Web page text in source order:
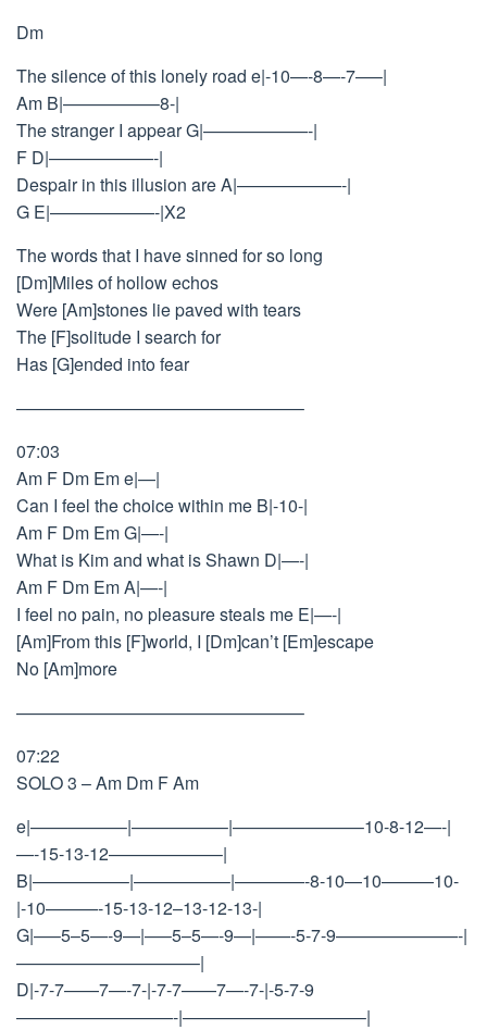
Dm
The silence of this lonely road e|-10—-8—-7—–|
Am B|—————–8-|
The stranger I appear G|——————-|
F D|——————-|
Despair in this illusion are A|——————-|
G E|——————-|X2
The words that I have sinned for so long
[Dm]Miles of hollow echos
Were [Am]stones lie paved with tears
The [F]solitude I search for
Has [G]ended into fear
————————————————–
07:03
Am F Dm Em e|—|
Can I feel the choice within me B|-10-|
Am F Dm Em G|—-|
What is Kim and what is Shawn D|—-|
Am F Dm Em A|—-|
I feel no pain, no pleasure steals me E|—-|
[Am]From this [F]world, I [Dm]can’t [Em]escape
No [Am]more
————————————————–
07:22
SOLO 3 – Am Dm F Am
e|—————–|—————–|———————–10-8-12—-|
—-15-13-12——————–|
B|—————–|—————–|————-8-10—10———10-
|-10———-15-13-12–13-12-13-|
G|—–5–5—-9—|—–5–5—-9—|——-5-7-9———————-|
——————————–|
D|-7-7——7—-7-|-7-7——7—-7-|-5-7-9
—————————-|——————————–|